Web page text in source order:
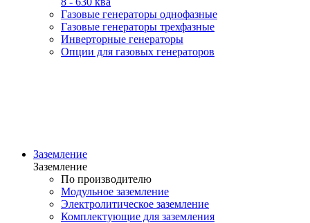
Газовые генераторы однофазные
Газовые генераторы трехфазные
Инверторные генераторы
Опции для газовых генераторов
Заземление
Заземление
По производителю
Модульное заземление
Электролитическое заземление
Комплектующие для заземления